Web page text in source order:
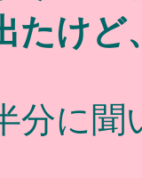
たけど
分に